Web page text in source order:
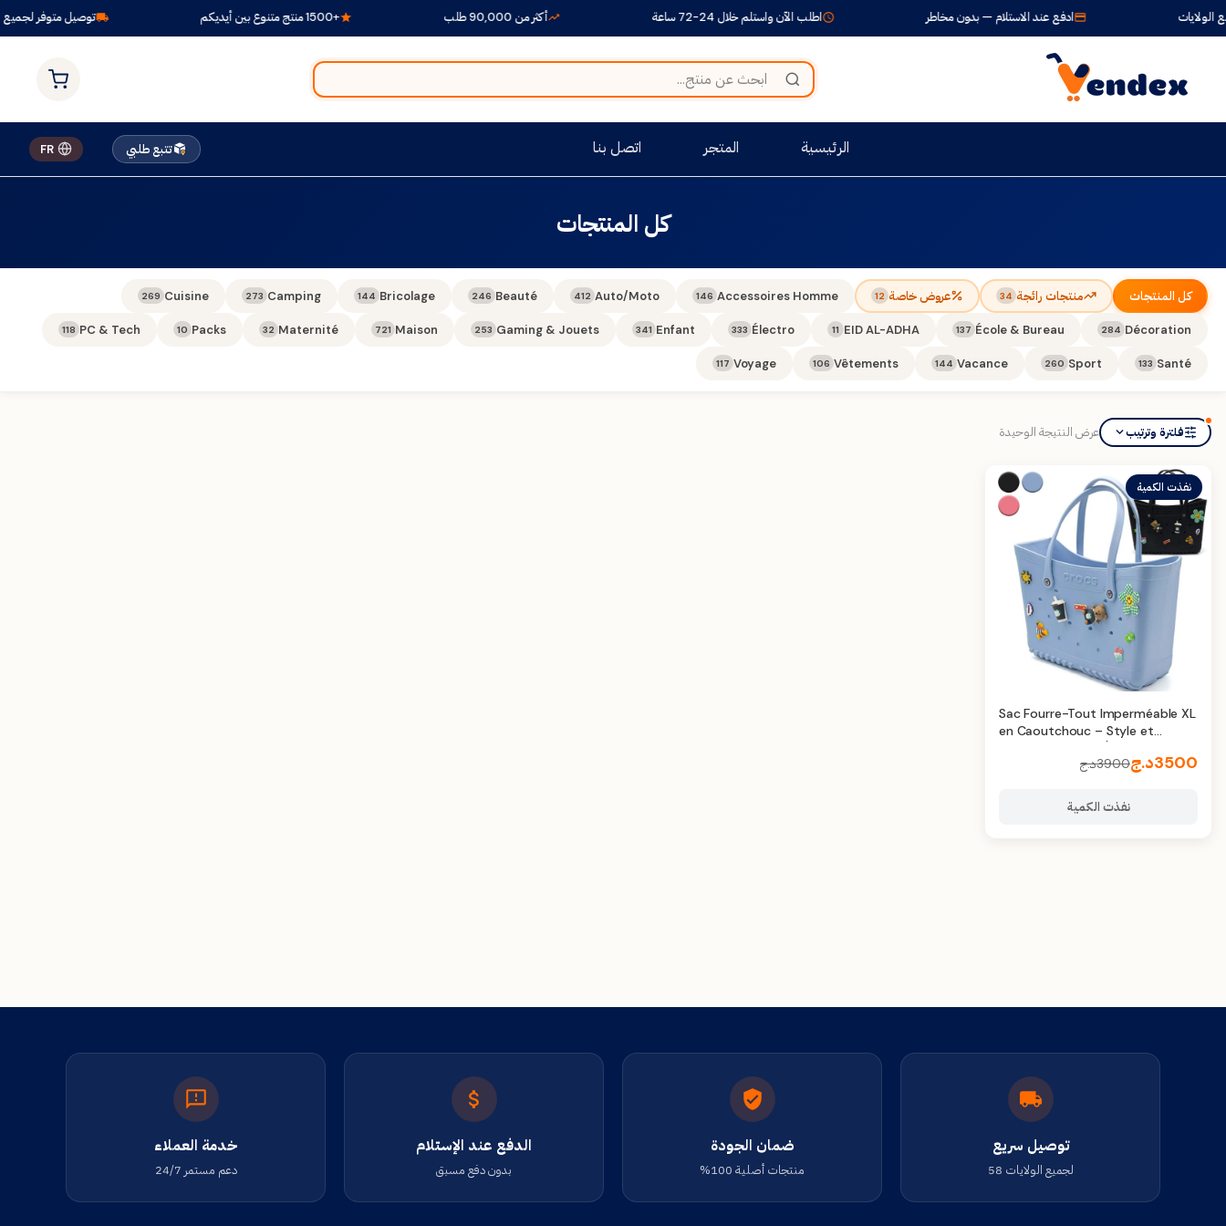
توصيل متوفر لجميع +1500 منتج متنوع بين أيديكم أكثر من 90,000 طلب اطلب الآن واستلم خلال 24-72 ساعة ادفع عند الاستلام — بدون مخاطر
الرئيسية المتجر اتصل بنا تتبع طلبي FR
كل المنتجات
كل المنتجات منتجات رائجة 34 عروض خاصة 12
Accessoires Homme
146
Auto/Moto
412
Beauté
246
Bricolage
144
Camping
273
Cuisine
269
Décoration
284
École & Bureau
137
EID AL-ADHA
11
Électro
333
Enfant
341
Gaming & Jouets
253
Maison
721
Maternité
32
Packs
10
PC & Tech
118
Santé
133
Sport
260
Vacance
144
Vêtements
106
Voyage
117
فلترة وترتيب عرض النتيجة الوحيدة
نفذت الكمية
Sac Fourre-Tout Imperméable XL
en Caoutchouc – Style et
3500د.ج3900د.ج
نفذت الكمية
توصيل سريع
لجميع الولايات 58
ضمان الجودة
منتجات أصلية 100%
الدفع عند الإستلام
بدون دفع مسبق
خدمة العملاء
دعم مستمر 24/7